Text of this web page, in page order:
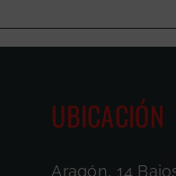
UBICACIÓN
Aragón, 14